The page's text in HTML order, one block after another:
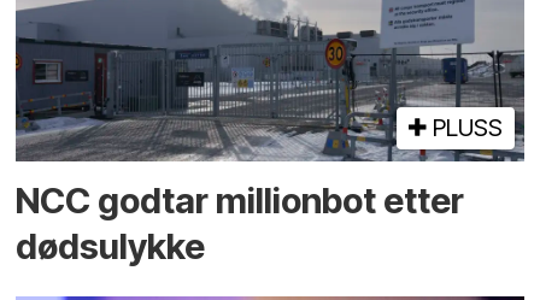
PLUSS
NCC godtar millionbot etter
dødsulykke